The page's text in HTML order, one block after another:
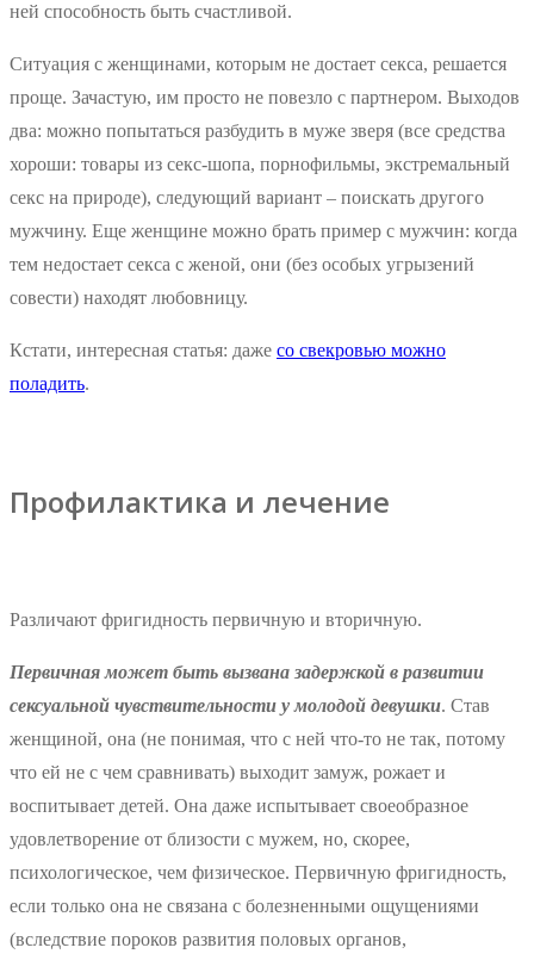
ней способность быть счастливой.
Ситуация с женщинами, которым не достает секса, решается
проще. Зачастую, им просто не повезло с партнером. Выходов
два: можно попытаться разбудить в муже зверя (все средства
хороши: товары из секс-шопа, порнофильмы, экстремальный
секс на природе), следующий вариант – поискать другого
мужчину. Еще женщине можно брать пример с мужчин: когда
тем недостает секса с женой, они (без особых угрызений
совести) находят любовницу.
Кстати, интересная статья: даже со свекровью можно
поладить.
Профилактика и лечение
Различают фригидность первичную и вторичную.
Первичная может быть вызвана задержкой в развитии
сексуальной чувствительности у молодой девушки. Став
женщиной, она (не понимая, что с ней что-то не так, потому
что ей не с чем сравнивать) выходит замуж, рожает и
воспитывает детей. Она даже испытывает своеобразное
удовлетворение от близости с мужем, но, скорее,
психологическое, чем физическое. Первичную фригидность,
если только она не связана с болезненными ощущениями
(вследствие пороков развития половых органов,